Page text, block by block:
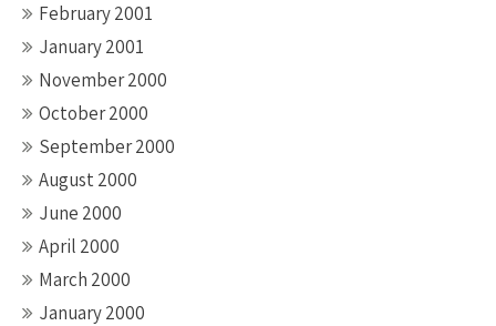
February 2001
January 2001
November 2000
October 2000
September 2000
August 2000
June 2000
April 2000
March 2000
January 2000